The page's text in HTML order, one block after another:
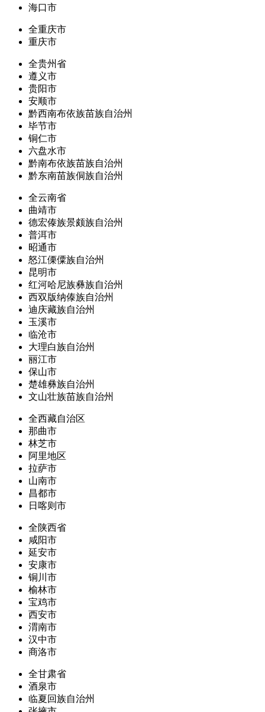
海口市
全重庆市
重庆市
全贵州省
遵义市
贵阳市
安顺市
黔西南布依族苗族自治州
毕节市
铜仁市
六盘水市
黔南布依族苗族自治州
黔东南苗族侗族自治州
全云南省
曲靖市
德宏傣族景颇族自治州
普洱市
昭通市
怒江傈僳族自治州
昆明市
红河哈尼族彝族自治州
西双版纳傣族自治州
迪庆藏族自治州
玉溪市
临沧市
大理白族自治州
丽江市
保山市
楚雄彝族自治州
文山壮族苗族自治州
全西藏自治区
那曲市
林芝市
阿里地区
拉萨市
山南市
昌都市
日喀则市
全陕西省
咸阳市
延安市
安康市
铜川市
榆林市
宝鸡市
西安市
渭南市
汉中市
商洛市
全甘肃省
酒泉市
临夏回族自治州